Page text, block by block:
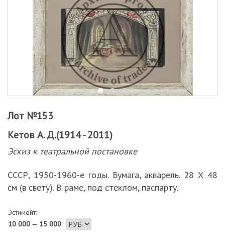
Лот №153
Кетов А. Д.(1914 - 2011)
Эскиз к театральной постановке
СССР, 1950-1960-е годы. Бумага, акварель. 28 Х 48
см (в свету). В раме, под стеклом, паспарту.
Эстимейт:
10 000 — 15 000